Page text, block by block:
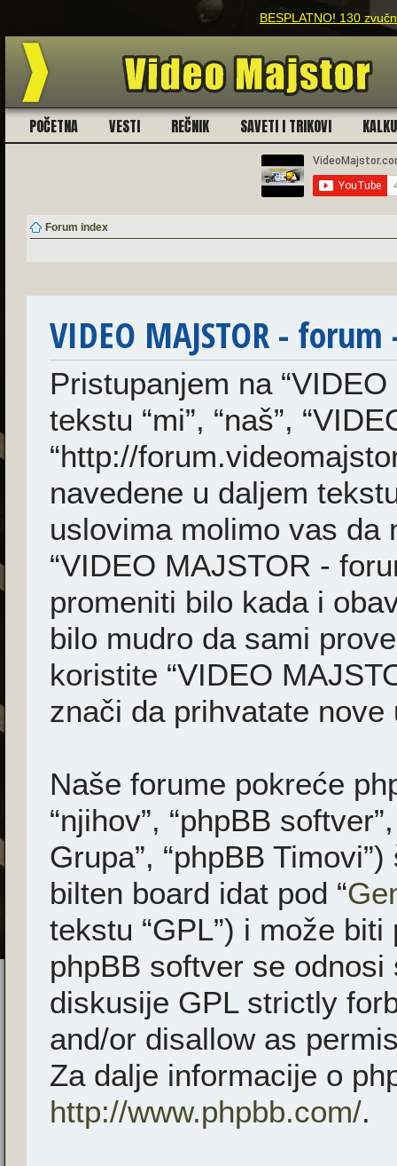
BESPLATNO! 130
POČETNA VESTI REČNIK SAVETI I TRIKOVI
Forum index
VIDEO MAJSTOR -
Pristupanjem na
tekstu “mi”, “naš”,
“http://
navedene u daljem
uslovima molimo vas da
“VIDEO MAJSTOR -
promeniti bilo kada i
bilo mudro da sami
koristite “VIDEO
znači da prihvatate nove
Naše forume pokreće
“njihov”, “phpBB
Grupa”, “phpBB
bilten board idat pod “
tekstu “GPL”) i može
phpBB softver se
diskusije GPL strictly
and/or disallow as
Za dalje informacije o
http://www.phpbb.com/.